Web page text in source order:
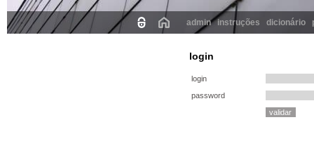
admin instruções dicionário
login
login
password